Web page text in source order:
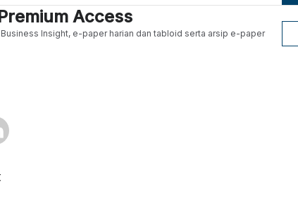
Access
Insight, e-paper harian dan tabloid serta arsip e-paper